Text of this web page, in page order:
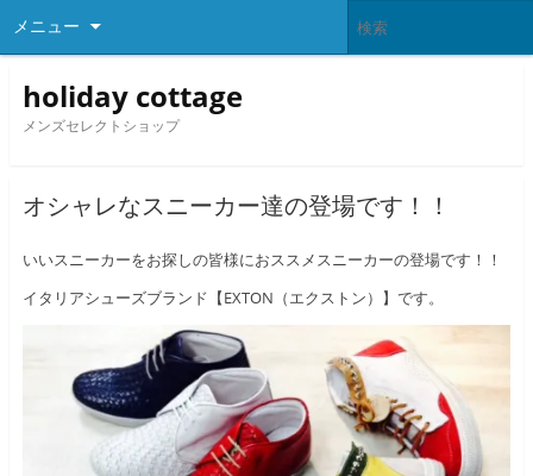
メニュー
holiday cottage
メンズセレクトショップ
オシャレなスニーカー達の登場です！！
いいスニーカーをお探しの皆様におススメスニーカーの登場です！！
イタリアシューズブランド【EXTON（エクストン）】です。